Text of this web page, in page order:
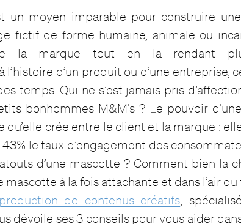
un moyen imparable pour construire
fictif de forme humaine, animale ou
la marque tout en la rendant
d’un produit ou d’une entreprise,
temps. Qui ne s’est jamais pris
bonhommes M&M’s ? Le pouvoir
qu’elle crée entre le client et la marque :
le taux d’engagement des
d’une mascotte ? Comment bien la
mascotte à la fois attachante et dans l’air
de contenus créatifs ,
dévoile ses 3 conseils pour vous aider